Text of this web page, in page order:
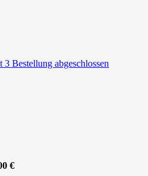
3 Bestellung abgeschlossen
€